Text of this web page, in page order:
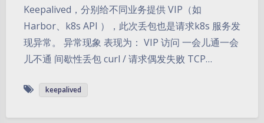
Keepalived，分别给不同业务提供 VIP（如
Harbor、k8s API ），此次丢包也是请求k8s 服务发
现异常。 异常现象 表现为： VIP 访问 一会儿通一会
儿不通 间歇性丢包 curl / 请求偶发失败 TCP…
keepalived